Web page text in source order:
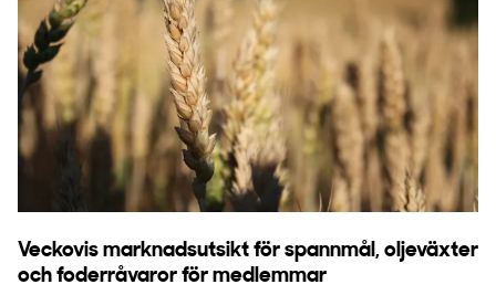
Veckovis marknadsutsikt för spannmål, oljeväxter
och foderråvaror för medlemmar